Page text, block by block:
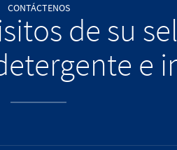
CONTÁCTENOS
de su
e